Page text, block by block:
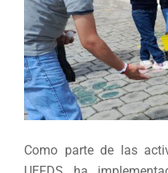
Como parte de las